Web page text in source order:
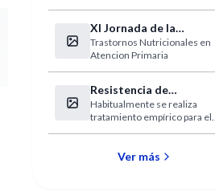
Doping
XI Jornada de la
Delegación Sur de Santa
Fe. SAP
Trastornos Nutricionales en
Atencion Primaria
Resistencia de
Helicobacter pylori a
metronidazol y
claritromicina
Habitualmente se realiza
tratamiento empírico para el
resistencia a metronidazol y
Ver más